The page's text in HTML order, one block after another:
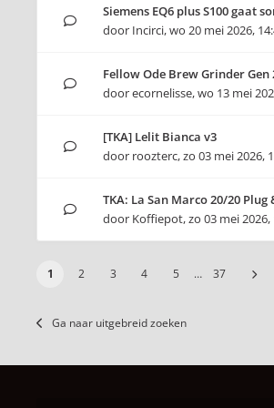
Siemens EQ6 plus S100 gaat
door Incirci,wo 20 mei 2026,
Fellow Ode Brew Grinder Gen
doorecornelisse,wo 13 mei
[TKA] Lelit Bianca v3
door roozterc,zo 03 mei 2026,
TKA: La San Marco 20/20 Plug
door Koffiepot,zo 03 mei 2026,
1 2 3 4 5 … 37
Ga naar uitgebreid zoeken